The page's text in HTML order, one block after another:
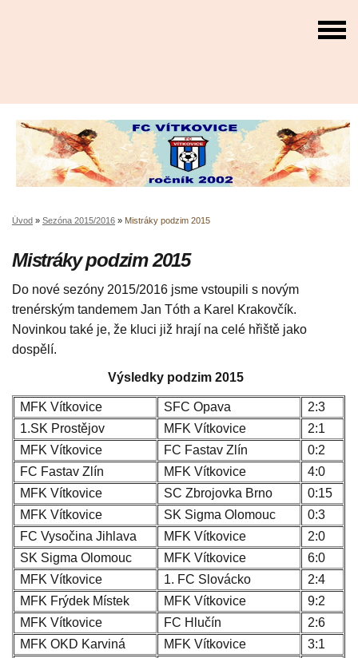
Úvod » Sezóna 2015/2016 » Mistráky podzim 2015
Mistráky podzim 2015
Do nové sezóny 2015/2016 jsme vstoupili s novým
trenérským tandemem Jan Tóth a Karel Krakovčík.
Novinkou také je, že kluci již hrají na celé hřiště jako
dospělí.
Výsledky podzim 2015
MFK Vítkovice SFC Opava
2:3
1.SK Prostějov
MFK Vítkovice
2:1
MFK Vítkovice
FC Fastav Zlín
0:2
FC Fastav Zlín
MFK Vítkovice
4:0
MFK Vítkovice
SC Zbrojovka Brno
0:15
MFK Vítkovice
SK Sigma Olomouc
0:3
FC Vysočina Jihlava
MFK Vítkovice
2:0
SK Sigma Olomouc
MFK Vítkovice
6:0
MFK Vítkovice
1. FC Slovácko
2:4
MFK Frýdek Místek
MFK Vítkovice
9:2
MFK Vítkovice
FC Hlučín
2:6
MFK OKD Karviná
MFK Vítkovice
3:1